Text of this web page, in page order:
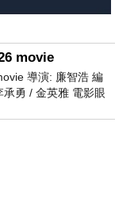
movie
導演: 廉智浩 編
勇 / 金英雅 電影眼